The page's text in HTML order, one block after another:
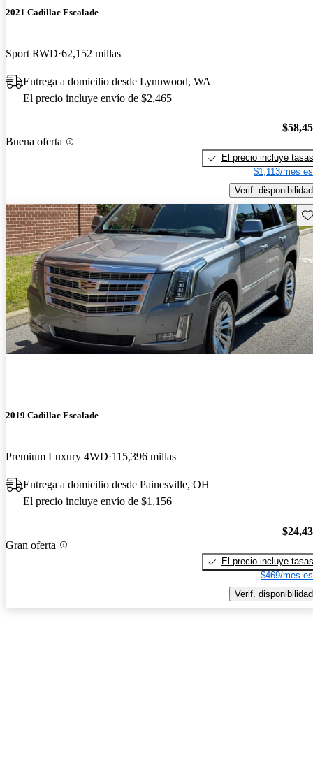
2021 Cadillac Escalade
Sport RWD 62,152 millas
Entrega a domicilio desde Lynnwood, WA
El precio incluye envío de $2,465
Buena oferta
El precio incluye tasas
$1,113/mes
Verif. disponibilidad
2019 Cadillac Escalade
Premium Luxury 4WD 115,396 millas
Entrega a domicilio desde Painesville, OH
El precio incluye envío de $1,156
Gran oferta
El precio incluye tasas
$469/mes
Verif. disponibilidad